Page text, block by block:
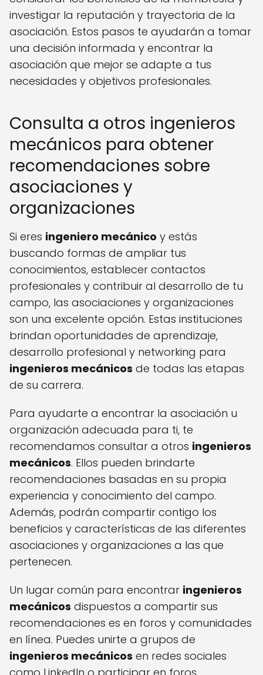
investigar la reputación y trayectoria de la
asociación. Estos pasos te ayudarán a tomar
una decisión informada y encontrar la
asociación que mejor se adapte a tus
necesidades y objetivos profesionales.
Consulta a otros ingenieros
mecánicos para obtener
recomendaciones sobre
asociaciones y
organizaciones
Si eres ingeniero mecánico y estás
buscando formas de ampliar tus
conocimientos, establecer contactos
profesionales y contribuir al desarrollo de tu
campo, las asociaciones y organizaciones
son una excelente opción. Estas instituciones
brindan oportunidades de aprendizaje,
desarrollo profesional y networking para
ingenieros mecánicos de todas las etapas
de su carrera.
Para ayudarte a encontrar la asociación u
organización adecuada para ti, te
recomendamos consultar a otros ingenieros
mecánicos. Ellos pueden brindarte
recomendaciones basadas en su propia
experiencia y conocimiento del campo.
Además, podrán compartir contigo los
beneficios y características de las diferentes
asociaciones y organizaciones a las que
pertenecen.
Un lugar común para encontrar ingenieros
mecánicos dispuestos a compartir sus
recomendaciones es en foros y comunidades
en línea. Puedes unirte a grupos de
ingenieros mecánicos en redes sociales